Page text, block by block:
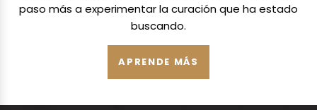
paso más a experimentar la curación que ha estado
buscando.
APRENDE MÁS